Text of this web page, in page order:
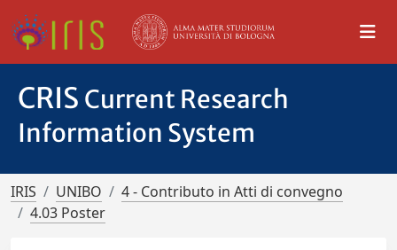
CRIS Current Research
Information System
IRIS UNIBO
4 - Contributo in Atti di convegno
4.03 Poster